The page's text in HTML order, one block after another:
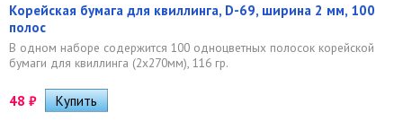
Корейская бумага для квиллинга, D-69, ширина 2 мм, 100
полос
В одном наборе содержится 100 одноцветных полосок корейской
бумаги для квиллинга (2х270мм), 116 гр.
48 ₽